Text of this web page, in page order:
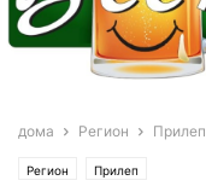
дома Регион Прилеп
Регион Прилеп